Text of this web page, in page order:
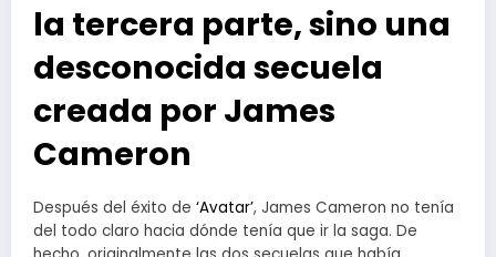
la tercera parte, sino una
desconocida secuela
creada por James
Cameron
Después del éxito de ‘Avatar’, James Cameron no tenía
del todo claro hacia dónde tenía que ir la saga. De